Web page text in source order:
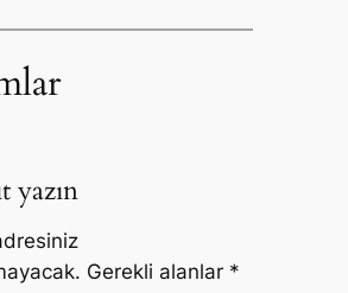
yazın
Gerekli alanlar *